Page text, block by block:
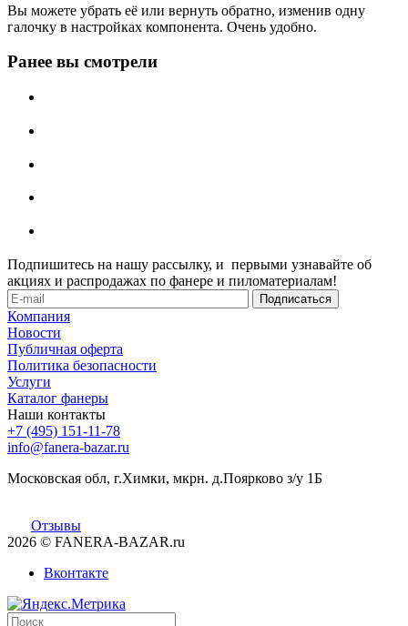
Вы можете убрать её или вернуть обратно, изменив одну
галочку в настройках компонента. Очень удобно.
Ранее вы смотрели
Подпишитесь на нашу рассылку, и первыми узнавайте об
акциях и распродажах по фанере и пиломатериалам!
Компания
Новости
Публичная оферта
Политика безопасности
Услуги
Каталог фанеры
Наши контакты
+7 (495) 151-11-78
info@fanera-bazar.ru
Московская обл, г.Химки, мкрн. д.Поярково з/у 1Б
Отзывы
2026 © FANERA-BAZAR.ru
Вконтакте